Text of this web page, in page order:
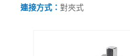
連接方式： 對夾式